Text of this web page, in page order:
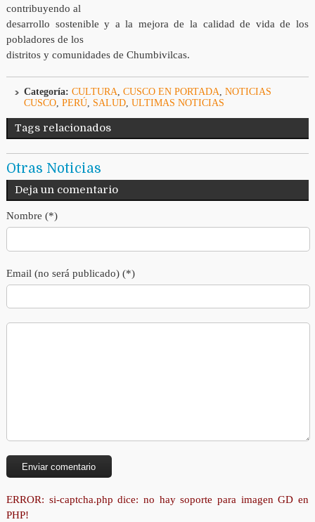
contribuyendo al
desarrollo sostenible y a la mejora de la calidad de vida de los
pobladores de los
distritos y comunidades de Chumbivilcas.
Categoría: CULTURA, CUSCO EN PORTADA, NOTICIAS
CUSCO, PERÚ, SALUD, ULTIMAS NOTICIAS
Tags relacionados
Otras Noticias
Deja un comentario
Nombre (*)
Email (no será publicado) (*)
ERROR: si-captcha.php dice: no hay soporte para imagen GD en
PHP!